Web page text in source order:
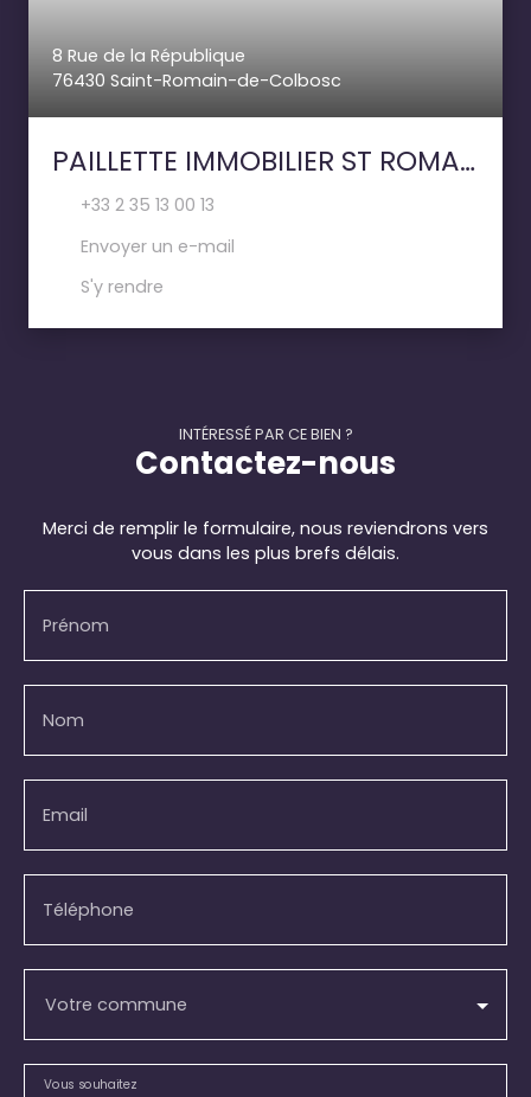
8 Rue de la République
76430 Saint-Romain-de-Colbosc
PAILLETTE IMMOBILIER ST ROMAIN DE COLBOSC
+33 2 35 13 00 13
Envoyer un e-mail
S'y rendre
INTÉRESSÉ PAR CE BIEN ?
Contactez-nous
Merci de remplir le formulaire, nous reviendrons vers
vous dans les plus brefs délais.
Prénom
Nom
Email
Téléphone
Votre commune
Vous souhaitez